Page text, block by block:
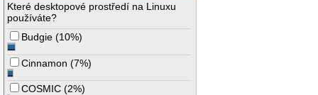
Které desktopové prostředí na Linuxu
používáte?
Budgie (10%)
Cinnamon (7%)
COSMIC (2%)